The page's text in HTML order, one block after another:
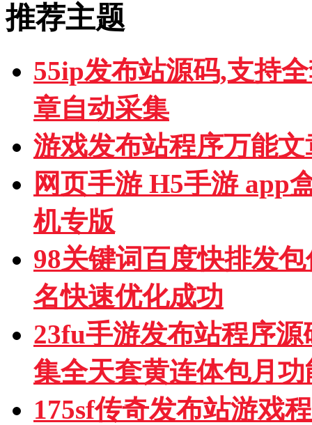
推荐主题
55ip发布站源码,支持
章自动采集
游戏发布站程序万能
网页手游 H5手游 app
机专版
98关键词百度快排发
名快速优化成功
23fu手游发布站程序
集全天套黄连体包月功
175sf传奇发布站游戏